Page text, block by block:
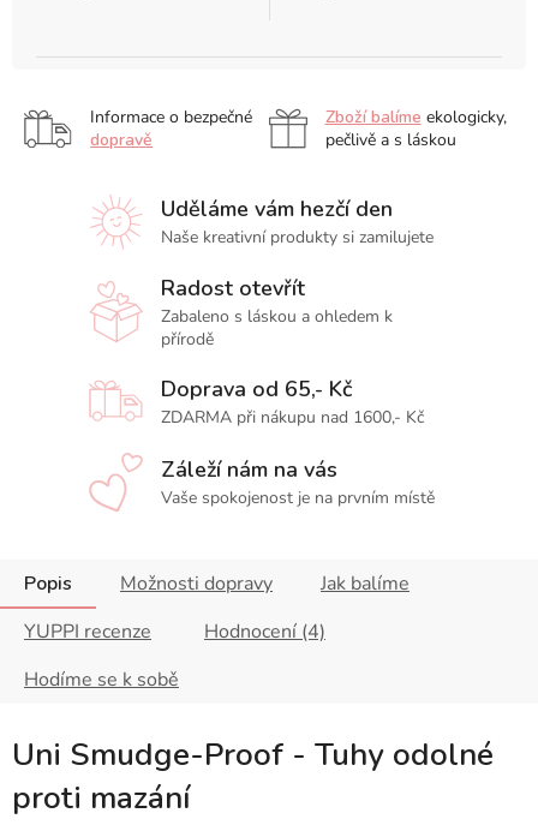
Informace o bezpečné
dopravě
Zboží balíme ekologicky,
pečlivě a s láskou
Uděláme vám hezčí den
Naše kreativní produkty si zamilujete
Radost otevřít
Zabaleno s láskou a ohledem k
přírodě
Doprava od 65,- Kč
ZDARMA při nákupu nad 1600,- Kč
Záleží nám na vás
Vaše spokojenost je na prvním místě
Popis Možnosti dopravy
Jak balíme
YUPPI recenze
Hodnocení (4)
Hodíme se k sobě
Uni Smudge-Proof - Tuhy odolné
proti mazání